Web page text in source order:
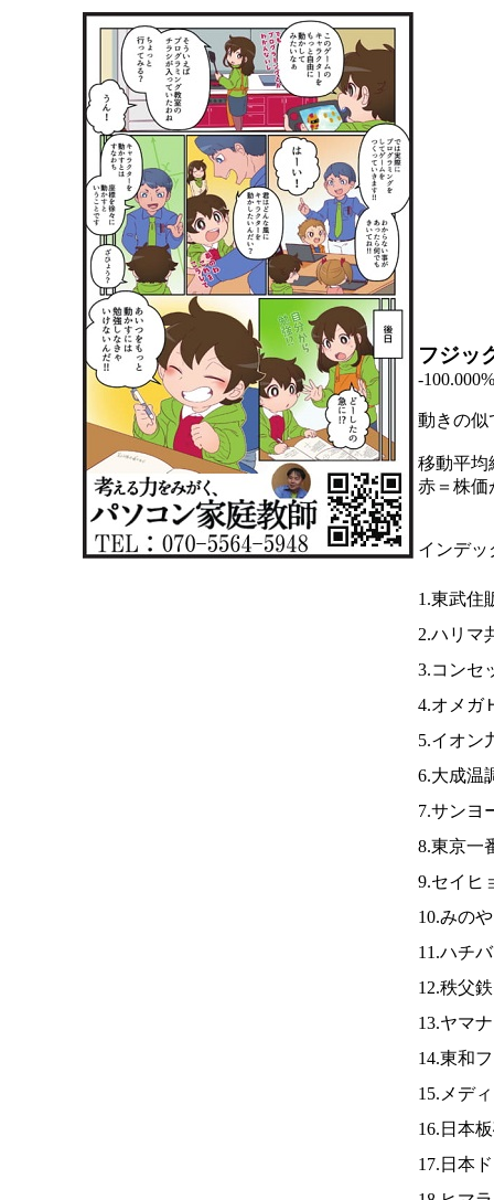
フジッ
-100.000%
動きの似
移動平均
赤＝株価
インデッ
1.東武住
2.ハリマ
3.コンセ
4.オメガ
5.イオン
6.大成温
7.サンヨ
8.東京一
9.セイヒ
10.みの
11.ハチ
12.秩父
13.ヤマ
14.東和
15.メデ
16.日本
17.日本